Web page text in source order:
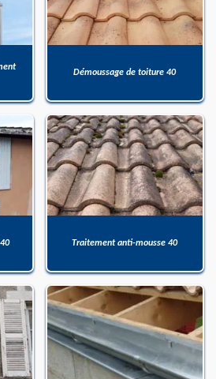
Démoussage de toiture 40
Traitement anti-mousse 40